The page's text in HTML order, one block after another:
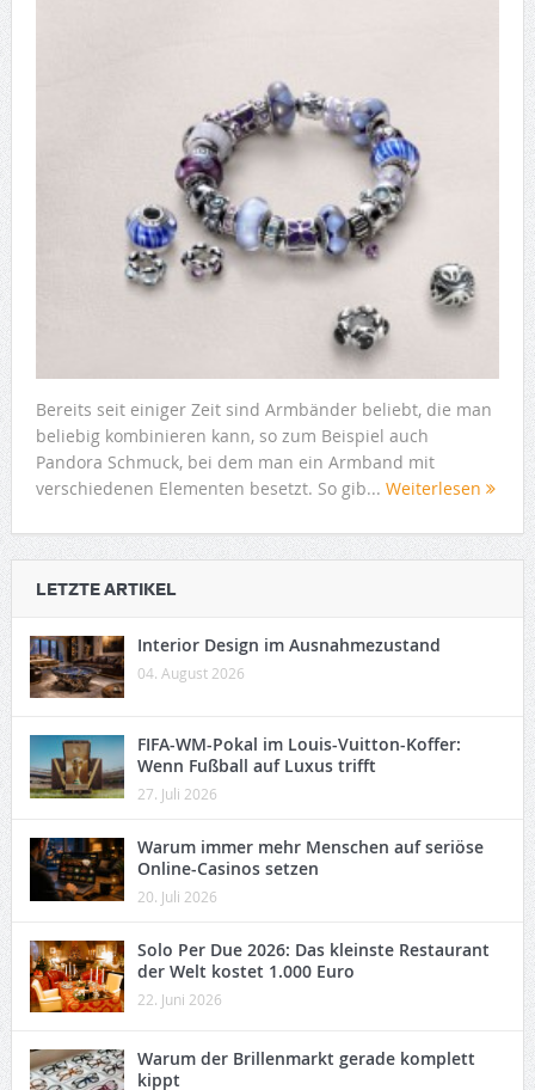
Bereits seit einiger Zeit sind Armbänder beliebt, die man
beliebig kombinieren kann, so zum Beispiel auch
Pandora Schmuck, bei dem man ein Armband mit
verschiedenen Elementen besetzt. So gib... Weiterlesen
LETZTE ARTIKEL
Interior Design im Ausnahmezustand
04. August 2026
FIFA-WM-Pokal im Louis-Vuitton-Koffer:
Wenn Fußball auf Luxus trifft
27. Juli 2026
Warum immer mehr Menschen auf seriöse
Online-Casinos setzen
20. Juli 2026
Solo Per Due 2026: Das kleinste Restaurant
der Welt kostet 1.000 Euro
22. Juni 2026
Warum der Brillenmarkt gerade komplett
kippt